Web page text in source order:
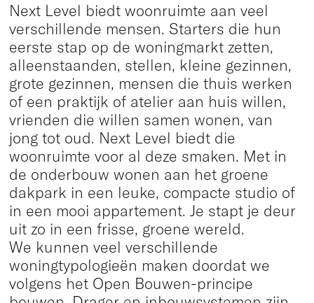
Next Level biedt woonruimte aan veel
verschillende mensen. Starters die hun
eerste stap op de woningmarkt zetten,
alleenstaanden, stellen, kleine gezinnen,
grote gezinnen, mensen die thuis werken
of een praktijk of atelier aan huis willen,
vrienden die willen samen wonen, van
jong tot oud. Next Level biedt die
woonruimte voor al deze smaken. Met in
de onderbouw wonen aan het groene
dakpark in een leuke, compacte studio of
in een mooi appartement. Je stapt je deur
uit zo in een frisse, groene wereld.
We kunnen veel verschillende
woningtypologieën maken doordat we
volgens het Open Bouwen-principe